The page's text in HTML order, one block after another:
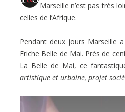
Marseille n’est pas très
celles de l’Afrique.
Pendant deux jours Marseille a
Friche Belle de Mai. Près de
La Belle de Mai, ce
artistique et urbaine, projet